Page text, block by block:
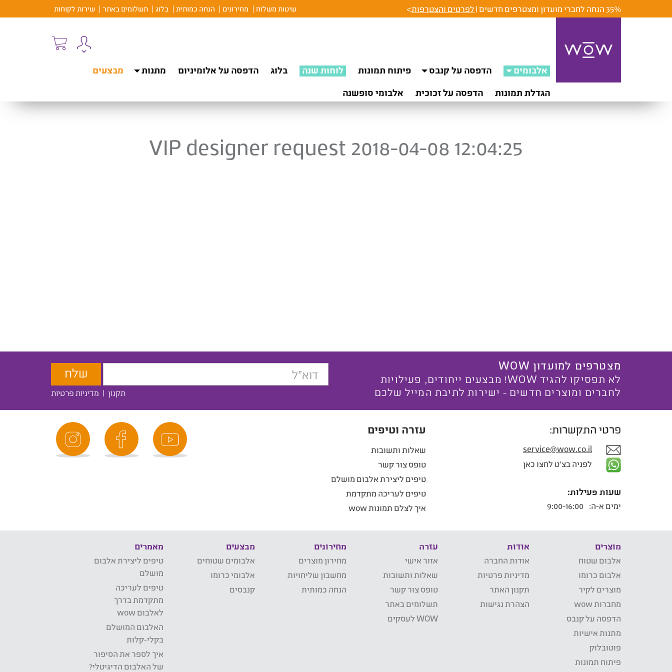
35% הנחה לחברי מועדון ומצטרפים חדשים | לפרטים והצטרפות> שיטות משלוח מחירונים הנחה כמותית בלוג תשלומים באתר שירות לקוחות
אלבומים הדפסה על קנבס פיתוח תמונות לוחות שנה בלוג הדפסה על אלומיניום מתנות
מבצעים
הגדלת תמונות
הדפסה על זכוכית אלבומי סופשנה
VIP designer request 2018-04-08 12:04:25
מצטרפים למועדון WOW
לא תפסיקו להגיד WOW! מבצעים ייחודים, פעילויות
לחברים ומוצרים חדשים - ישירות לתיבת המייל שלכם
תקנון | מדיניות פרטיות
פרטי התקשרות:
service@wow.co.il
לפניה בצ'ט לחצו כאן
שעות פעילות:
ימים א-ה:
עזרה וטיפים
שאלות ותשובות
טופס צור קשר
טיפים ליצירת אלבום מושלם
טיפים לעריכה מתקדמת
איך לצלם תמונות wow
מוצרים
אלבום שטוח
אלבום כרומו
מוצרים לקיר
מחברות wow
הדפסה על קנבס
מתנות אישיות
פוטובלוק
פיתוח תמונות
אודות
אודות החברה
מדיניות פרטיות
תקנון האתר
הצהרת נגישות
עזרה
אזור אישי
שאלות ותשובות
טופס צור קשר
תשלומים באתר
WOW לעסקים
מחירונים
מחירון מוצרים
מחשבון שליחויות
הנחה כמותית
מבצעים
אלבומים שטוחים
אלבומי כרומו
קנבסים
מאמרים
טיפים ליצירת אלבום
מושלם
טיפים לעריכה
מתקדמת בדרך
לאלבום wow
האלבום המושלם
בקלי-קלות
איך לספר את הסיפור
של האלבום הדיגיטלי?